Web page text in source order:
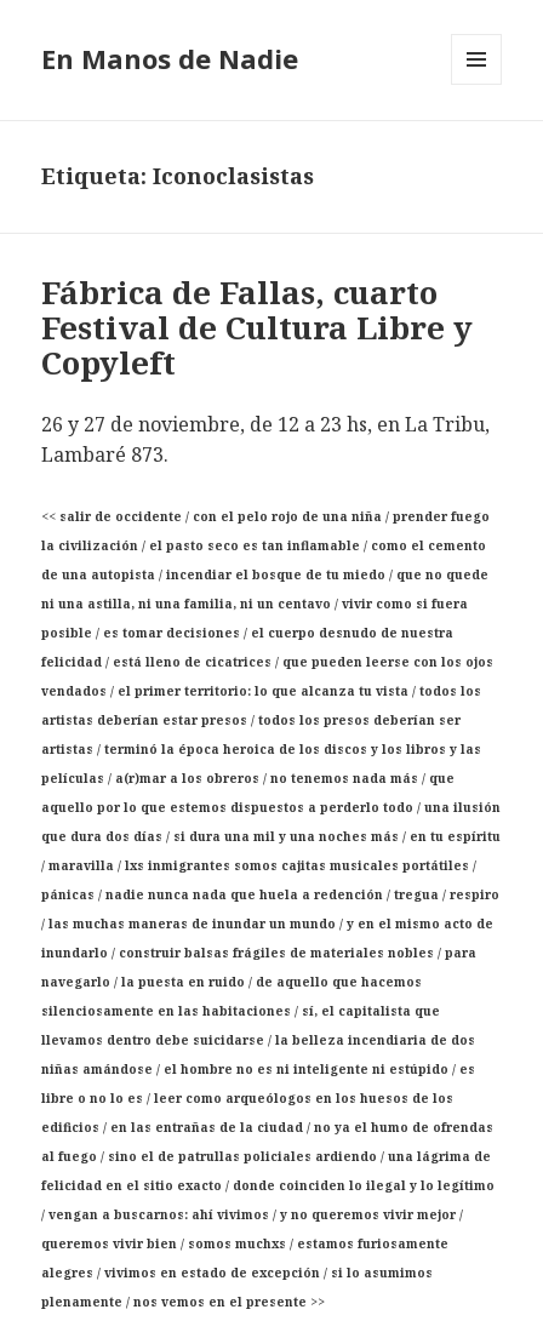
En Manos de Nadie
Etiqueta: Iconoclasistas
Fábrica de Fallas, cuarto
Festival de Cultura Libre y
Copyleft
26 y 27 de noviembre, de 12 a 23 hs, en La Tribu,
Lambaré 873.
<< salir de occidente / con el pelo rojo de una niña / prender fuego
la civilización / el pasto seco es tan inflamable / como el cemento
de una autopista / incendiar el bosque de tu miedo / que no quede
ni una astilla, ni una familia, ni un centavo / vivir como si fuera
posible / es tomar decisiones / el cuerpo desnudo de nuestra
felicidad / está lleno de cicatrices / que pueden leerse con los ojos
vendados / el primer territorio: lo que alcanza tu vista / todos los
artistas deberían estar presos / todos los presos deberían ser
artistas / terminó la época heroica de los discos y los libros y las
películas / a(r)mar a los obreros / no tenemos nada más / que
aquello por lo que estemos dispuestos a perderlo todo / una ilusión
que dura dos días / si dura una mil y una noches más / en tu espíritu
/ maravilla / lxs inmigrantes somos cajitas musicales portátiles /
pánicas / nadie nunca nada que huela a redención / tregua / respiro
/ las muchas maneras de inundar un mundo / y en el mismo acto de
inundarlo / construir balsas frágiles de materiales nobles / para
navegarlo / la puesta en ruido / de aquello que hacemos
silenciosamente en las habitaciones / sí, el capitalista que
llevamos dentro debe suicidarse / la belleza incendiaria de dos
niñas amándose / el hombre no es ni inteligente ni estúpido / es
libre o no lo es / leer como arqueólogos en los huesos de los
edificios / en las entrañas de la ciudad / no ya el humo de ofrendas
al fuego / sino el de patrullas policiales ardiendo / una lágrima de
felicidad en el sitio exacto / donde coinciden lo ilegal y lo legítimo
/ vengan a buscarnos: ahí vivimos / y no queremos vivir mejor /
queremos vivir bien / somos muchxs / estamos furiosamente
alegres / vivimos en estado de excepción / si lo asumimos
plenamente / nos vemos en el presente >>